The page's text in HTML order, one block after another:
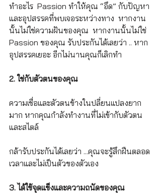
ทำอะไร  Passion ทำให้คุณ “อึด” กับปัญหา
และอุปสรรคที่พบเจอระหว่างทาง  หากงาน
นั้นไม่ใช่ความฝันของคุณ  หากงานนั้นไม่ใช่
Passion ของคุณ​ รับประกันได้เลยว่า .. หาก
อุปสรรคเยอะ อีกไม่นานคุณก็เลิกทำ
2. ใช่กับตัวตนของคุณ
ความเชื่อและตัวตนข้างในปลี่ยนแปลงยาก
มาก หากคุณกำลังทำงานที่ไม่เข้ากับตัวตน
และสไตล์
กล้ารับประกันได้เลยว่า ...คุณจะรู้สึกฝืนตลอด
เวลาและไม่เป็นตัวของตัวเอง
3. ได้ใช้จุดแข็งและความถนัดของคุณ